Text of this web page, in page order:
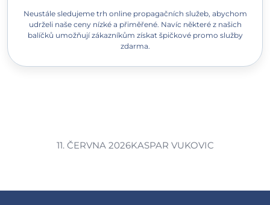
Neustále sledujeme trh online propagačních služeb, abychom
udrželi naše ceny nízké a přiměřené. Navíc některé z našich
balíčků umožňují zákazníkům získat špičkové promo služby
zdarma.
11. ČERVNA 2026KASPAR VUKOVIC